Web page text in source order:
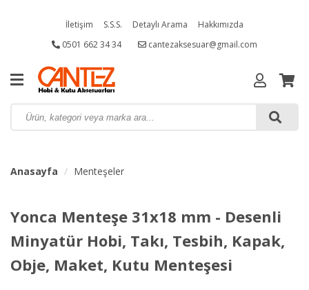
İletişim S.S.S. Detaylı Arama
Hakkımızda
0501 662 34 34
cantezaksesuar@gmail.com
Anasayfa Menteşeler
Yonca Menteşe 31x18 mm - Desenli
Minyatür Hobi, Takı, Tesbih, Kapak,
Obje, Maket, Kutu Menteşesi